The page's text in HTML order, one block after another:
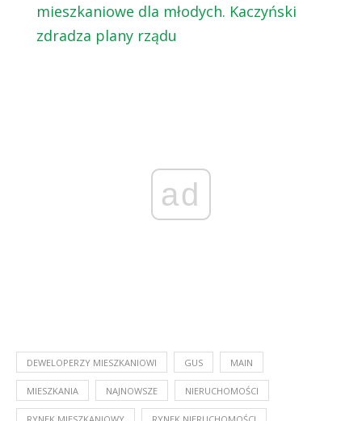
mieszkaniowe dla młodych. Kaczyński
zdradza plany rządu
ad
DEWELOPERZY MIESZKANIOWI GUS MAIN
MIESZKANIA NAJNOWSZE NIERUCHOMOŚCI